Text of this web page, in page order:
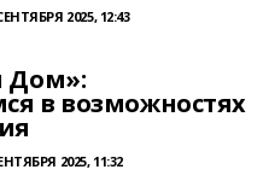
2025, 12:43
Дом»:
в возможностях
2025, 11:32